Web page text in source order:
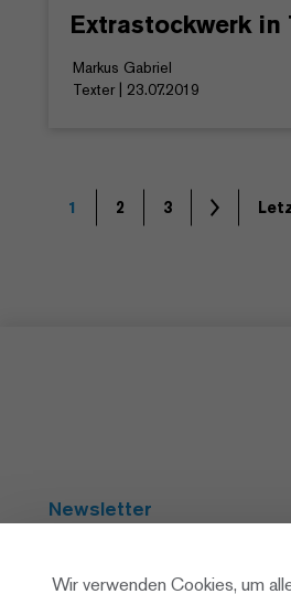
Extrastockwerk in
Markus Gabriel
Texter | 23.07.2019
1 2 3
Newsletter
Wir verwenden Cookies, um